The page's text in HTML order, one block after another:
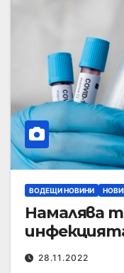
ВОДЕЩИ НОВИНИ
Намалява
28.11.2022